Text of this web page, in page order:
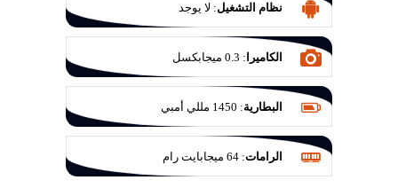
نظام التشغيل: لا يوجد
الكاميرا : 0.3 ميجابكسل
البطارية: 1450 مللي أمبي
الرامات: 64 ميجابايت رام